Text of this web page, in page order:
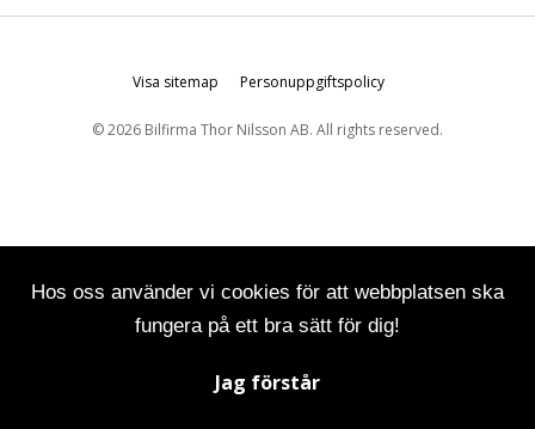
Hos oss använder vi cookies för att webbplatsen ska
fungera på ett bra sätt för dig!
Jag förstår
© 2026 Bilfirma Thor Nilsson AB. All rights reserved.
Visa sitemap Personuppgiftspolicy